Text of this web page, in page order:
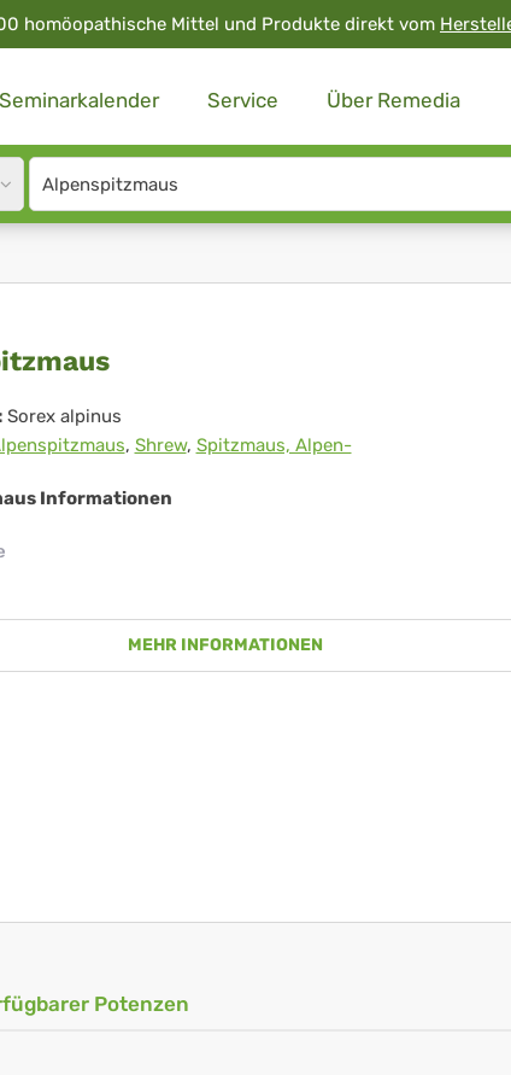
homöopathische Mittel und Produkte direkt vom
Seminarkalender Service Über Remedia
Site
search
input
Sorex alpinus
, Shrew, Spitzmaus, Alpen-
Informationen
MEHR INFORMATIONEN
Potenzen